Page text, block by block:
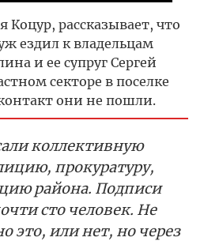
Коцур, рассказывает, что
ездил к владельцам
и ее супруг Сергей
секторе в поселке
они не пошли.
коллективную
прокуратуру,
района. Подписи
сто человек. Не
это, или нет, но через